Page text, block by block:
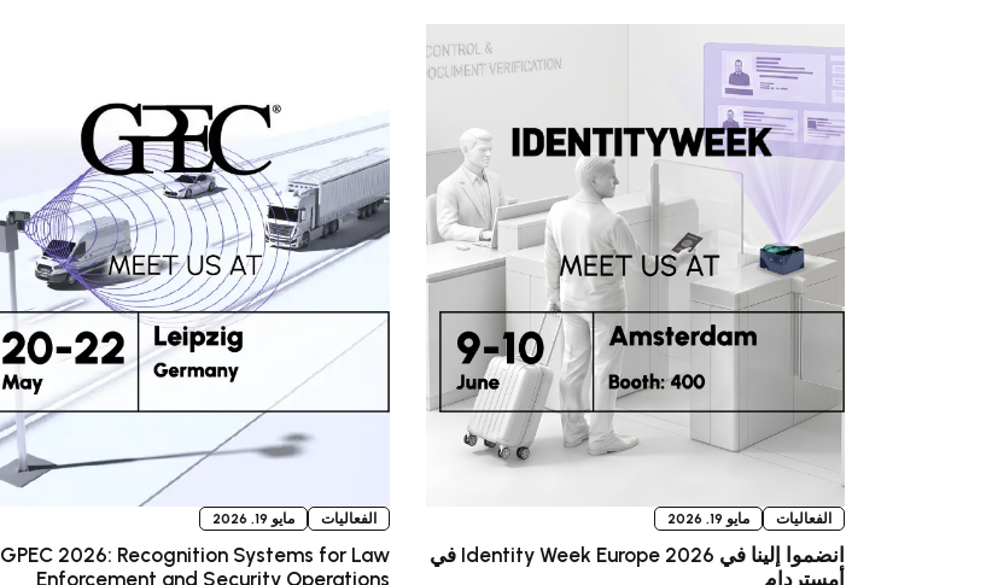
الفعاليات مايو 19, 2026
انضموا إلينا في Identity Week Europe 2026 في
أمستردام
الفعاليات مايو 19, 2026
GPEC 2026: Recognition Systems for Law
Enforcement and Security Operations